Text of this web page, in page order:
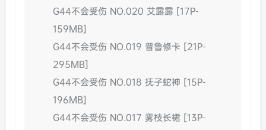
G44不会受伤 NO.020 艾露露 [17P-
159MB]
G44不会受伤 NO.019 普鲁修卡 [21P-
295MB]
G44不会受伤 NO.018 抚子蛇神 [15P-
196MB]
G44不会受伤 NO.017 雾枝长裙 [13P-